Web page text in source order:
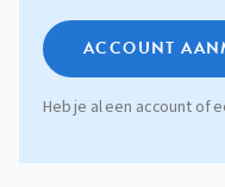
ACCOUNT
Heb je al een account of